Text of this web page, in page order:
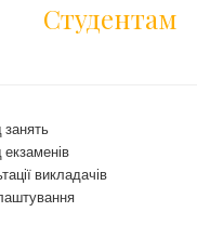
Студентам
занять
викладачів